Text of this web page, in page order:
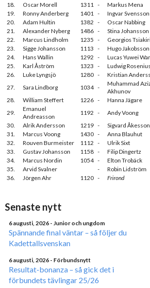
18.
Oscar Morell 1311 - Markus Mena
19.
Ronny Anderberg 1401 - Ingvar Svensson
20.
Adam Hultin 1382 - Oscar Nabbing
21.
Alexander Nyberg 1486 - Stina Johansson
22.
Marcus Lindholm 1235 - Georgios
23.
Sigge Johansson 1113 - Hugo Jakobsson
24.
Hans Wallin 1292 - Lucas Yuwei
25.
Karl Åström 1323 - Ludwig Rosenius
26.
Luke Lyngsjö 1280 - Kristian
27.
Sara Lindborg 1034 -
Muhammad
Akhunov
28.
William Steffert 1226 - Hanna Jägare
29.
Emanuel
Andreasson
1192 - Andy Voong
30.
Alrik Andersson 1219 - Sigvard Åkesson
31.
Marcus Voong 1430 - Anna Blauhut
32.
Rouven Burmeister 1112 - Ulrik Sixt
33.
Gustav Johansson 1158 - Filip Dingertz
34.
Marcus Nordin 1054 - Elton Trobäck
35.
Arvid Svalner - Robin Lidström
36.
Jörgen Ahr 1120 - Frirond
Senaste nytt
6 augusti, 2026 - Junior och ungdom
Spännande final väntar – så följer du
Kadettallsvenskan
6 augusti, 2026 - Förbundsnytt
Resultat-bonanza – så gick det i
förbundets tävlingar 25/26